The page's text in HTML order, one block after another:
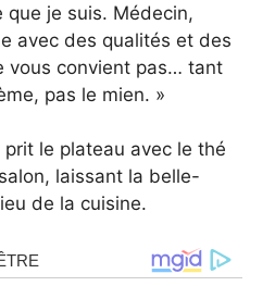
que je suis. Médecin,
avec des qualités et des
vous convient pas… tant
pas le mien. »
le plateau avec le thé
laissant la belle-
de la cuisine.